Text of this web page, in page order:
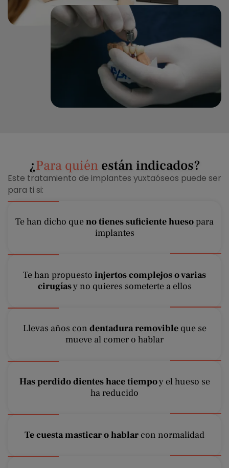
¿Para quiénestán indicados?
Este tratamiento de implantes yuxtaóseos puede ser
para ti si:
Te han dicho queno tienes suficiente hueso para
implantes
Te han propuesto injertos complejos o varias
cirugíasy no quieres someterte a ellos
Llevas años con dentadura removibleque se
mueve al comer o hablar
Hasperdido dientes hace tiempoy el hueso se
ha reducido
Te cuesta masticar o hablar con normalidad